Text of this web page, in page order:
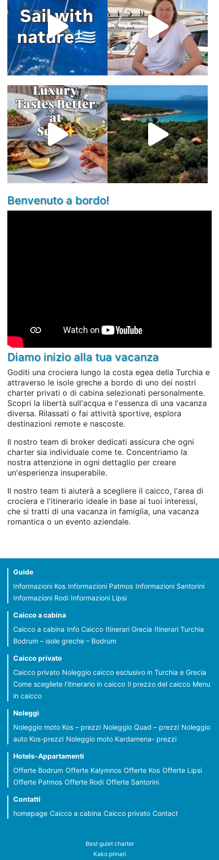
Benvenuto a bordo!
Diamo inizio alla tua vacanza
Goditi una crociera lungo la costa egea della Turchia e
attraverso le isole greche a bordo di uno dei nostri
charter privati o di cabina selezionati personalmente.
Scopri la libertà sull'acqua e l'essenza di una vacanza
diversa. Rilassati o fai attività sportive, esplora
destinazioni remote e nascoste.
Il nostro team di broker dedicati assicura che ogni
charter sia individuale come te. Concentriamo la
nostra attenzione in ogni dettaglio per creare
un'esperienza insuperabile.
Il nostro team ti aiuterà a scegliere il caicco, l'area di
crociera e l'itinerario ideale in base ai tuoi interessi,
che si tratti di una vacanza in famiglia, una vacanza
romantica o un evento aziendale.
Guide
Informazioni Kos Informazioni Patmos Informazioni Santorini
Informazioni Rodi Informazioni Lipsi
Caicco a cabina
Caicco a cabina Info Caicco Itinerari Grecia Itinerari Turchia
Bodrum – isole greche – Bodrum
Caicco privato
Caicco privato Noleggio caicco esclusivo in Turchia e Grecia
Come scegliete l’itinerario in caicco Il prezzo del caicco Menu
in caicco
Noleggi
Noleggio moto Kos – prezzi Noleggio Quad – prezzi Noleggio
auto Kos-prezzi Noleggio moto Kardamena- prezzi
Hotels-Appartamenti
Offerte Bodrum Offerte Kalymnos Offerte Kos Offerte Lipsi
Offerte Patmos Offerte Rodi Offerte Santorini
Contatti
homepage Caicco a cabina Caicco privato Contact
Best gulet charter
Kako prinari